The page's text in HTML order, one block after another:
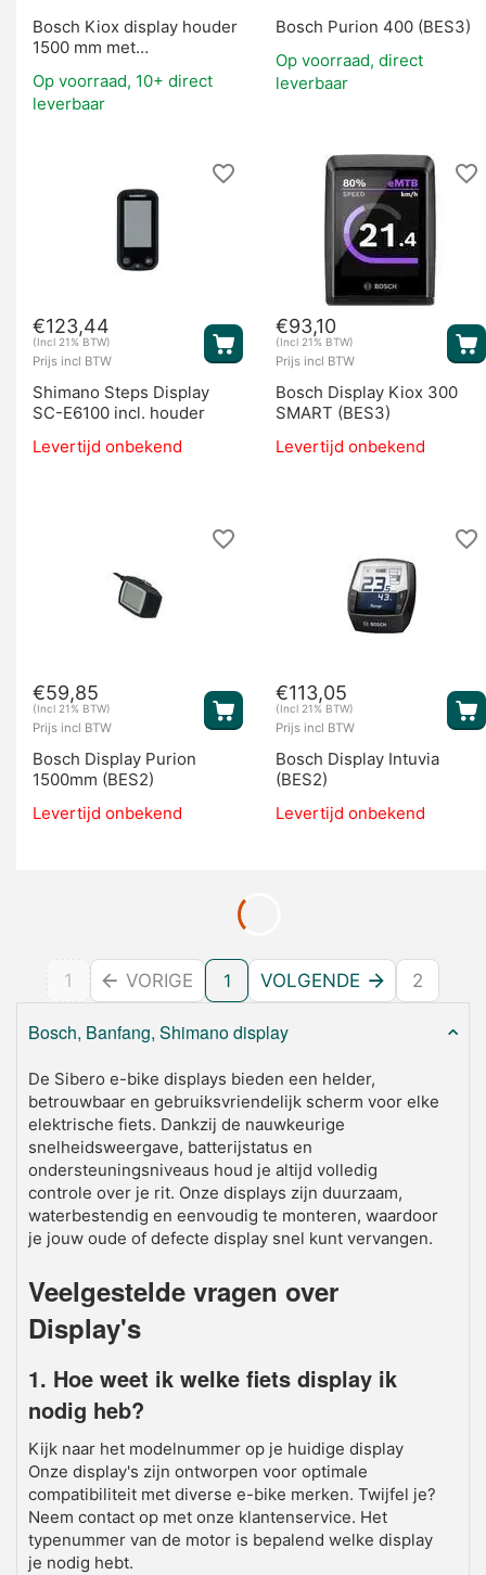
Bosch Kiox display houder
1500 mm met
Op voorraad, 10+ direct
leverbaar
Bosch Purion 400 (BES3)
Op voorraad, direct
leverbaar
€123,44
(Incl 21% BTW)
Prijs incl BTW
Shimano Steps Display
SC-E6100 incl. houder
Levertijd onbekend
€93,10
(Incl 21% BTW)
Prijs incl BTW
Bosch Display Kiox 300
SMART (BES3)
Levertijd onbekend
€59,85
(Incl 21% BTW)
Prijs incl BTW
Bosch Display Purion
1500mm (BES2)
Levertijd onbekend
€113,05
(Incl 21% BTW)
Prijs incl BTW
Bosch Display Intuvia
(BES2)
Levertijd onbekend
1 VORIGE 1 VOLGENDE 2
Bosch, Banfang, Shimano display
De Sibero e-bike displays bieden een helder,
betrouwbaar en gebruiksvriendelijk scherm voor elke
elektrische fiets. Dankzij de nauwkeurige
snelheidsweergave, batterijstatus en
ondersteuningsniveaus houd je altijd volledig
controle over je rit. Onze displays zijn duurzaam,
waterbestendig en eenvoudig te monteren, waardoor
je jouw oude of defecte display snel kunt vervangen.
Veelgestelde vragen over
Display's
1. Hoe weet ik welke fiets display ik
nodig heb?
Kijk naar het modelnummer op je huidige display
Onze display's zijn ontworpen voor optimale
compatibiliteit met diverse e-bike merken. Twijfel je?
Neem contact op met onze klantenservice. Het
typenummer van de motor is bepalend welke display
je nodig hebt.